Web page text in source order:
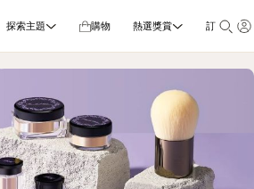
探索主題 購物 熱選獎賞 訂閱雜誌